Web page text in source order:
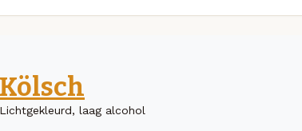
Kölsch
Lichtgekleurd, laag alcohol